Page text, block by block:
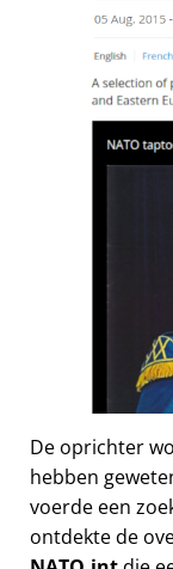
De oprichter
hebben
voerde een
ontdekte de